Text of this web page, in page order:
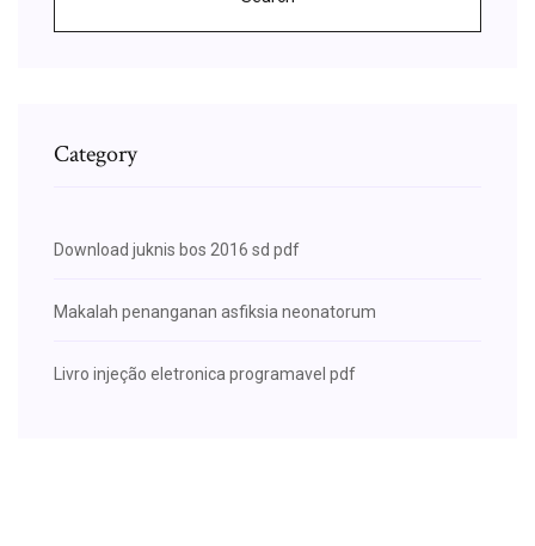
Category
Download juknis bos 2016 sd pdf
Makalah penanganan asfiksia neonatorum
Livro injeção eletronica programavel pdf